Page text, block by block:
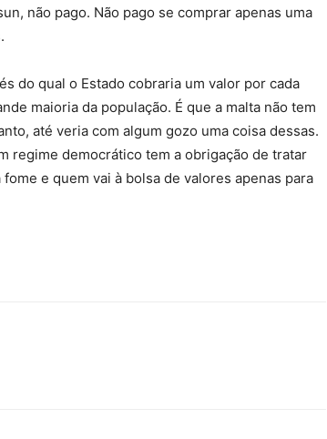
não pago. Não pago se comprar apenas uma
do qual o Estado cobraria um valor por cada
maioria da população. É que a malta não tem
até veria com algum gozo uma coisa dessas.
regime democrático tem a obrigação de tratar
e quem vai à bolsa de valores apenas para